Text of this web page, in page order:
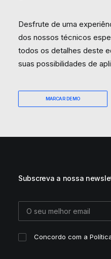
Desfrute de uma
dos nossos técnicos
todos os detalhes deste
suas possibilidades de
MARCAR DEMO
Subscreva a nossa
Concordo com a